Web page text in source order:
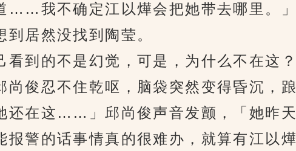
我不确定江以燁会把她带去哪里。」
居然没找到陶莹。
的不是幻觉，可是，为什么不在这？
尚俊忍不住乾呕，脑袋突然变得昏沉，
在这……」邱尚俊声音发颤，「她昨天
的话事情真的很难办，就算有江以燁